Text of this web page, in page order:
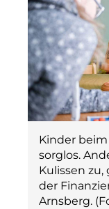
Kinder
sorglos.
Kulissen zu,
der
Arnsberg.